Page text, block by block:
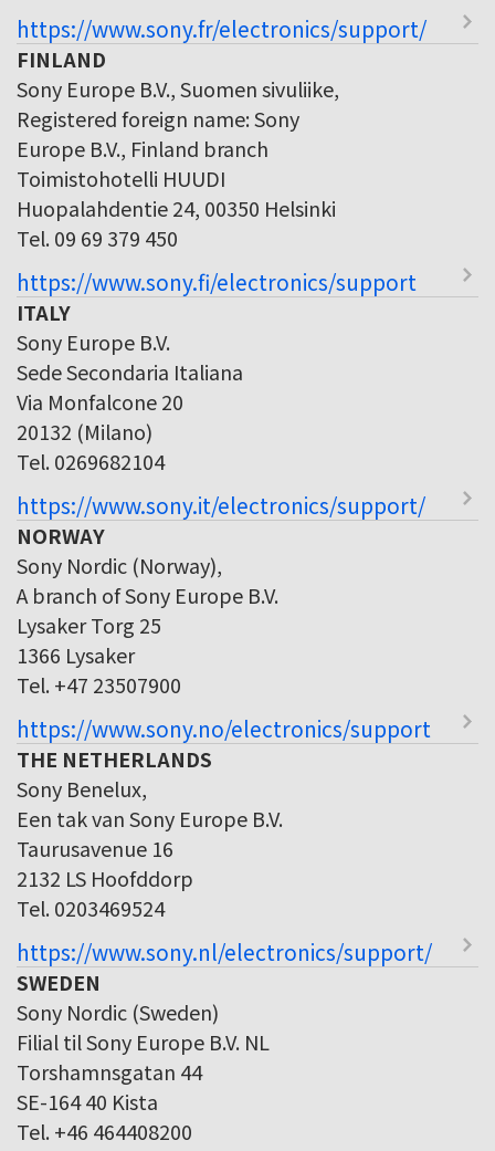
https://www.sony.fr/electronics/support/
FINLAND
Sony Europe B.V., Suomen sivuliike,
Registered foreign name: Sony
Europe B.V., Finland branch
Toimistohotelli HUUDI
Huopalahdentie 24, 00350 Helsinki
Tel. 09 69 379 450
https://www.sony.fi/electronics/support
ITALY
Sony Europe B.V.
Sede Secondaria Italiana
Via Monfalcone 20
20132 (Milano)
Tel. 0269682104
https://www.sony.it/electronics/support/
NORWAY
Sony Nordic (Norway),
A branch of Sony Europe B.V.
Lysaker Torg 25
1366 Lysaker
Tel. +47 23507900
https://www.sony.no/electronics/support
THE NETHERLANDS
Sony Benelux,
Een tak van Sony Europe B.V.
Taurusavenue 16
2132 LS Hoofddorp
Tel. 0203469524
https://www.sony.nl/electronics/support/
SWEDEN
Sony Nordic (Sweden)
Filial til Sony Europe B.V. NL
Torshamnsgatan 44
SE-164 40 Kista
Tel. +46 464408200